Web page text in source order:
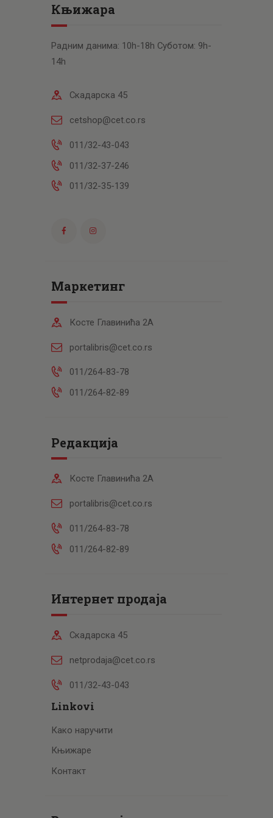
Књижара
Радним данима: 10h-18h Суботом: 9h-
14h
Скадарска 45
cetshop@cet.co.rs
011/32-43-043
011/32-37-246
011/32-35-139
Маркетинг
Косте Главинића 2А
portalibris@cet.co.rs
011/264-83-78
011/264-82-89
Редакција
Косте Главинића 2А
portalibris@cet.co.rs
011/264-83-78
011/264-82-89
Интернет продаја
Скадарска 45
netprodaja@cet.co.rs
011/32-43-043
Linkovi
Како наручити
Књижаре
Контакт